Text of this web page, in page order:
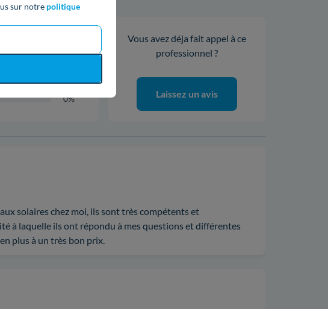
sur notre politique
0%
0%
0%
Vous avez déja fait appel à ce
professionnel ?
Laissez un avis
solaires chez moi, ils sont très compétents et
à laquelle ils ont répondu à mes questions et différentes
plus à un très bon prix.